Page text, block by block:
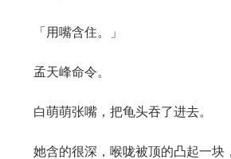
「用嘴含住。」
孟天峰命令。
白萌萌张嘴，把龟头吞了进去。
她含的很深，喉咙被顶的凸起一块